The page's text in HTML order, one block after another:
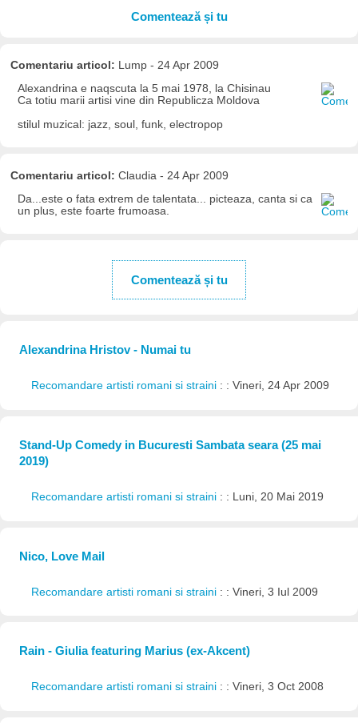
Comentează și tu
Comentariu articol: Lump - 24 Apr 2009
Alexandrina e naqscuta la 5 mai 1978, la Chisinau
Ca totiu marii artisi vine din Republicza Moldova
stilul muzical: jazz, soul, funk, electropop
Comentariu articol: Claudia - 24 Apr 2009
Da...este o fata extrem de talentata... picteaza, canta si ca
un plus, este foarte frumoasa.
Comentează și tu
Alexandrina Hristov - Numai tu
Recomandare artisti romani si straini : : Vineri, 24 Apr 2009
Stand-Up Comedy in Bucuresti Sambata seara (25 mai
2019)
Recomandare artisti romani si straini : : Luni, 20 Mai 2019
Nico, Love Mail
Recomandare artisti romani si straini : : Vineri, 3 Iul 2009
Rain - Giulia featuring Marius (ex-Akcent)
Recomandare artisti romani si straini : : Vineri, 3 Oct 2008